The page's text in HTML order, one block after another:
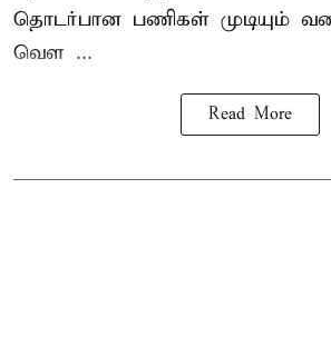
தொடர்பான பணிகள் முடியும்
வெள ...
Read More